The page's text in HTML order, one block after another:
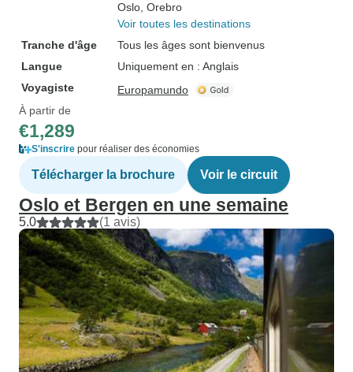
Oslo , Orebro
Voir toutes les destinations
Tranche d'âge
Tous les âges sont bienvenus
Langue
Uniquement en : Anglais
Voyagiste
Europamundo
À partir de
€1,289
S'inscrire pour réaliser des économies
Télécharger la brochure Voir le circuit
Oslo et Bergen en une semaine
5.0 (1 avis)